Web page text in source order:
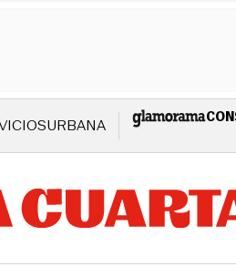
URBANA